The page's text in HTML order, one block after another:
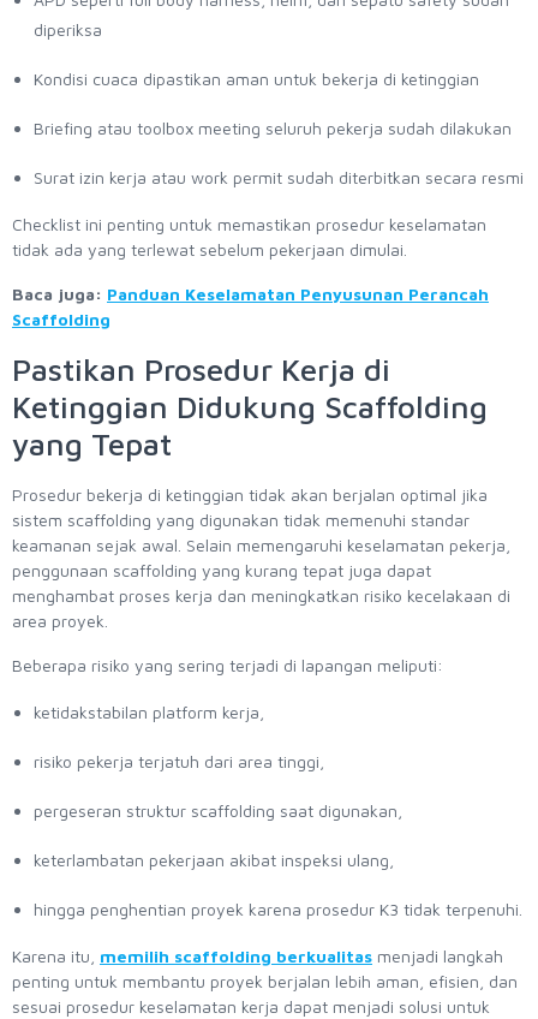
diperiksa
Kondisi cuaca dipastikan aman untuk bekerja di ketinggian
Briefing atau toolbox meeting seluruh pekerja sudah dilakukan
Surat izin kerja atau work permit sudah diterbitkan secara resmi
Checklist ini penting untuk memastikan prosedur keselamatan
tidak ada yang terlewat sebelum pekerjaan dimulai.
Baca juga: Panduan Keselamatan Penyusunan Perancah
Scaffolding
Pastikan Prosedur Kerja di
Ketinggian Didukung Scaffolding
yang Tepat
Prosedur bekerja di ketinggian tidak akan berjalan optimal jika
sistem scaffolding yang digunakan tidak memenuhi standar
keamanan sejak awal. Selain memengaruhi keselamatan pekerja,
penggunaan scaffolding yang kurang tepat juga dapat
menghambat proses kerja dan meningkatkan risiko kecelakaan di
area proyek.
Beberapa risiko yang sering terjadi di lapangan meliputi:
ketidakstabilan platform kerja,
risiko pekerja terjatuh dari area tinggi,
pergeseran struktur scaffolding saat digunakan,
keterlambatan pekerjaan akibat inspeksi ulang,
hingga penghentian proyek karena prosedur K3 tidak terpenuhi.
Karena itu, memilih scaffolding berkualitas menjadi langkah
penting untuk membantu proyek berjalan lebih aman, efisien, dan
sesuai prosedur keselamatan kerja dapat menjadi solusi untuk